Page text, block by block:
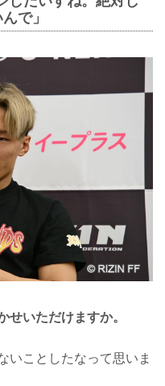
で」
せいただけますか。
ことしたなって思いま